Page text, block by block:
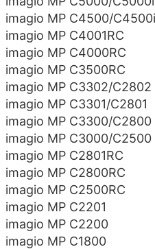
imagio MP C4500/
imagio MP C4001RC
imagio MP C4000RC
imagio MP C3500RC
imagio MP C3302/C2802
imagio MP C3301/C2801
imagio MP C3300/C2800
imagio MP C3000/C2500
imagio MP C2801RC
imagio MP C2800RC
imagio MP C2500RC
imagio MP C2201
imagio MP C2200
imagio MP C1800